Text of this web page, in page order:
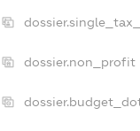
dossier.non_profit